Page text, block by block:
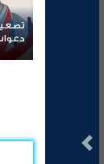
التالى